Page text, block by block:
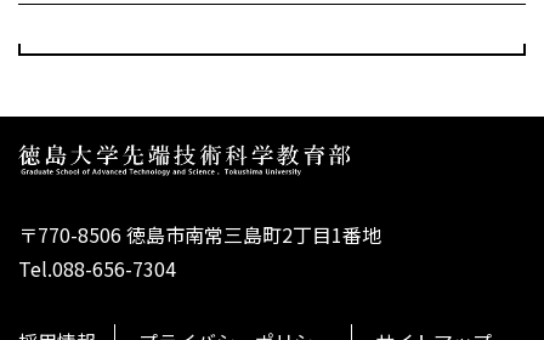
〒770-8506 徳島市南常三島町2丁目1番地
Tel.088-656-7304